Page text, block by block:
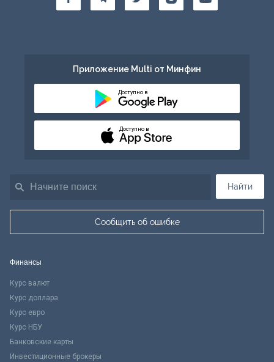
Найти
Сообщить об ошибке
Приложение Multi от Минфин
Доступно в
Доступно в
Финансы
Курс валют
Курс доллара
Курс евро
Курс НБУ
Банковские карты
Инвестиционные брокеры